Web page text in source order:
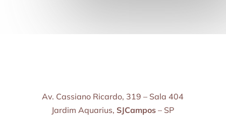
Av. Cassiano Ricardo, 319 – Sala 404
Jardim Aquarius, SJCampos – SP